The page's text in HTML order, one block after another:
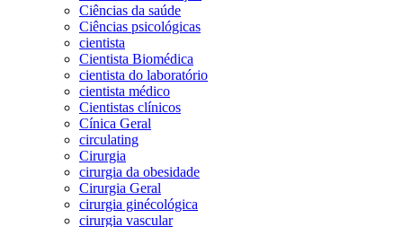
Ciências da saúde
Ciências psicológicas
cientista
Cientista Biomédica
cientista do laboratório
cientista médico
Cientistas clínicos
Cínica Geral
circulating
Cirurgia
cirurgia da obesidade
Cirurgia Geral
cirurgia ginécológica
cirurgia vascular